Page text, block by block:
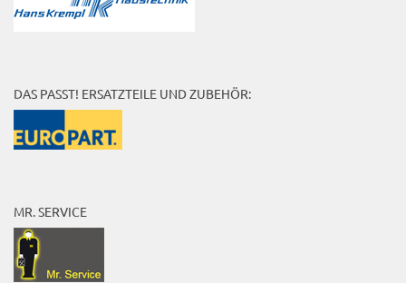
DAS PASST! ERSATZTEILE UND ZUBEHÖR:
MR. SERVICE